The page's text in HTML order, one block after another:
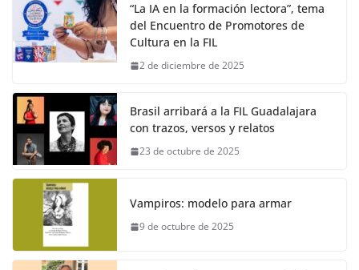
“La IA en la formación lectora”, tema
del Encuentro de Promotores de
Cultura en la FIL
2 de diciembre de 2025
Brasil arribará a la FIL Guadalajara
con trazos, versos y relatos
23 de octubre de 2025
Vampiros: modelo para armar
9 de octubre de 2025